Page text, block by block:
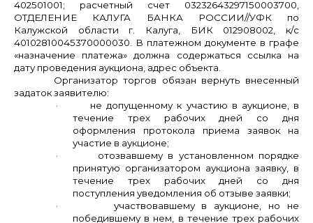
402501001; расчетный счет 03232643297150003700,
ОТДЕЛЕНИЕ КАЛУГА БАНКА РОССИИ//УФК по
Калужской области г. Калуга, БИК 012908002, к/с
40102810045370000030. В платежном документе в графе
«назначение платежа» должна содержаться ссылка на
дату проведения аукциона, адрес объекта.
Организатор торгов обязан вернуть внесенный
задаток заявителю:
·
не допущенному к участию в аукционе, в
течение трех рабочих дней со дня
оформления протокола приема заявок на
участие в аукционе;
·
отозвавшему в установленном порядке
принятую организатором аукциона заявку, в
течение трех рабочих дней со дня
поступления уведомления об отзыве заявки;
·
участвовавшему в аукционе, но не
победившему в нем, в течение трех рабочих